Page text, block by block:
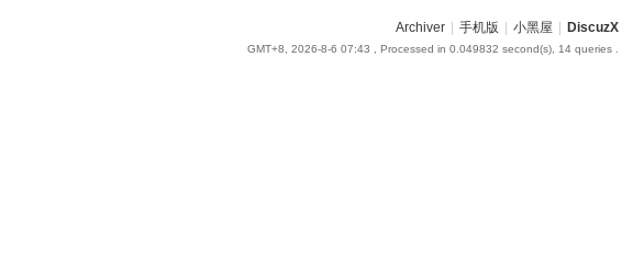
Archiver 手机版 小黑屋 DiscuzX
GMT+8, 2026-8-6 07:43 , Processed in 0.049832 second(s), 14 queries .